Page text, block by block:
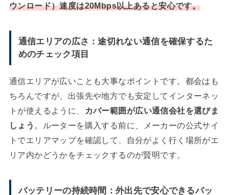
ウンロード）速度は20Mbps以上あると安心です。
通信エリアの広さ：途切れない通信を確保するた
めのチェック項目
通信エリアが広いことも大事なポイントです。都会はも
ちろんですが、出張先や地方でも安定してインターネッ
トが使えるように、
カバー範囲が広い通信会社を選びま
しょう 。ルーターを購入する前に、メーカーの公式サイ
トでエリアマップを確認して、自分がよく行く場所がエ
リア内かどうかをチェックするのが賢明です。
バッテリーの持続時間：外出先で安心できるバッ